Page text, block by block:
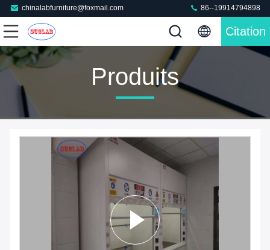
chinalabfurniture@foxmail.com 86--19914794898
Citation
Produits